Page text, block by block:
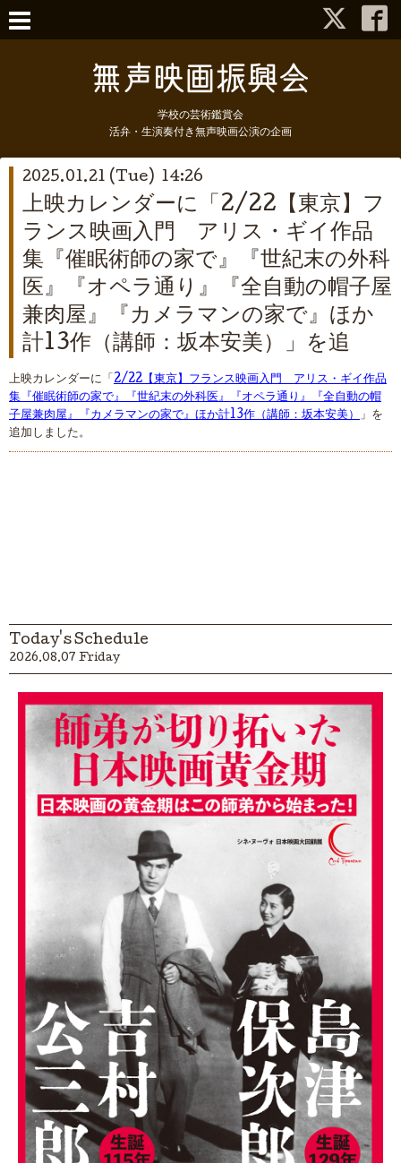
学校の芸術鑑賞会
活弁・生演奏付き無声映画公演の企画
2025.01.21 (Tue) 14:26
上映カレンダーに「2/22【東京】フ
ランス映画入門 アリス・ギイ作品
集『催眠術師の家で』『世紀末の外科
医』『オペラ通り』『全自動の帽子屋
兼肉屋』『カメラマンの家で』ほか
計13作（講師：坂本安美）」を追
上映カレンダーに「 2/22【東京】フランス映画入門 アリス・ギイ作品
集『催眠術師の家で』『世紀末の外科医』『オペラ通り』『全自動の帽
子屋兼肉屋』『カメラマンの家で』ほか計13作（講師：坂本安美） 」を
追加しました。
Today's Schedule
2026.08.07 Friday